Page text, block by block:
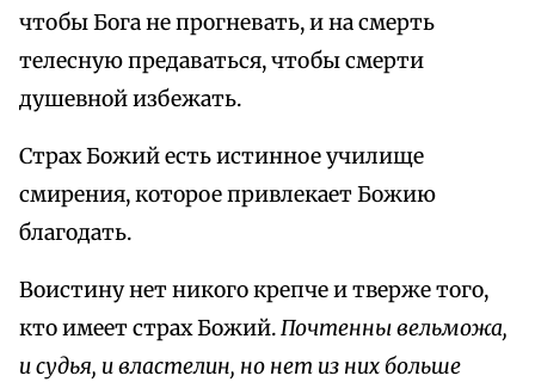
чтобы Бога не прогневать, и на смерть
телесную предаваться, чтобы смерти
душевной избежать.
Страх Божий есть истинное училище
смирения, которое привлекает Божию
благодать.
Воистину нет никого крепче и тверже того,
кто имеет страх Божий.Почтенны вельможа,
и судья, и властелин, но нет из них больше